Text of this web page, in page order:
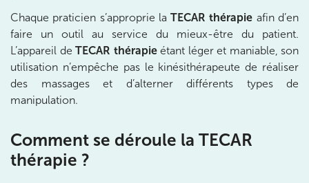
Chaque praticien s’approprie laTECAR thérapie afin d’en
faire un outil au service du mieux-être du patient.
L’appareil de TECAR thérapie étant léger et maniable, son
utilisation n’empêche pas le kinésithérapeute de réaliser
des massages et d’alterner différents types de
manipulation.
Comment se déroule la TECAR
thérapie ?
01 43 25 10 20
Prenez RDV sur
Prenez RDV sur
IK BOIS COLOMBES
1 Rue Mertens 92600 Bois-Colombes
1 Rue Mertens 92600 Bois-Colombes
01 43 50 50 81